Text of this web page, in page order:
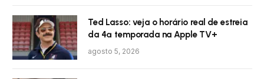
Ted Lasso: veja o horário real de estreia
da 4ª temporada na Apple TV+
agosto 5, 2026